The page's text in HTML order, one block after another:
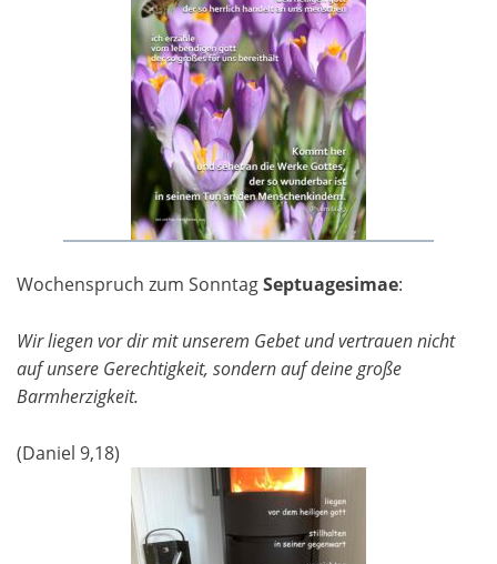
Wochenspruch zum SonntagSeptuagesimae:
Wir liegen vor dir mit unserem Gebet und vertrauen nicht
auf unsere Gerechtigkeit, sondern auf deine große
Barmherzigkeit.
(Daniel 9,18)